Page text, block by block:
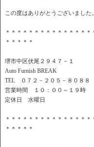
この度はありがとうございました。
＊＊＊＊＊＊＊＊＊＊＊＊＊＊
＊＊＊＊＊
堺市中区伏尾２９４７－１
Auto Furnish BREAK
TEL ０７２－２０５－８０８８
営業時間 １０：００～１９時
定休日 水曜日
＊＊＊＊＊＊＊＊＊＊＊＊＊＊
＊＊＊＊＊